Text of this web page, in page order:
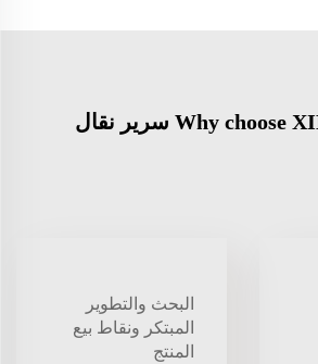
Why choose XIEHE MEDICAL سرير نقال
البحث والتطوير
المبتكر ونقاط بيع
المنتج